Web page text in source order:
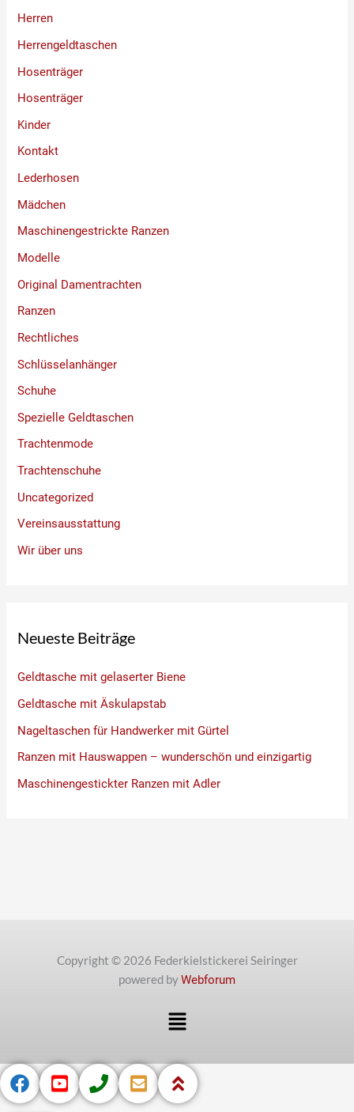
Herren
Herrengeldtaschen
Hosenträger
Hosenträger
Kinder
Kontakt
Lederhosen
Mädchen
Maschinengestrickte Ranzen
Modelle
Original Damentrachten
Ranzen
Rechtliches
Schlüsselanhänger
Schuhe
Spezielle Geldtaschen
Trachtenmode
Trachtenschuhe
Uncategorized
Vereinsausstattung
Wir über uns
Neueste Beiträge
Geldtasche mit gelaserter Biene
Geldtasche mit Äskulapstab
Nageltaschen für Handwerker mit Gürtel
Ranzen mit Hauswappen – wunderschön und einzigartig
Maschinengestickter Ranzen mit Adler
Copyright © 2026 Federkielstickerei Seiringer
powered byWebforum
Menü